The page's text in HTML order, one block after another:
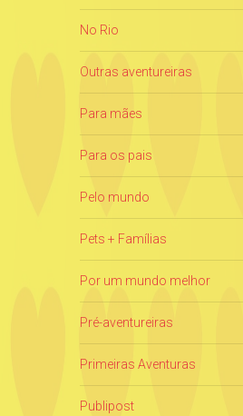
No Rio
Outras aventureiras
Para mães
Para os pais
Pelo mundo
Pets + Famílias
Por um mundo melhor
Pré-aventureiras
Primeiras Aventuras
Publipost